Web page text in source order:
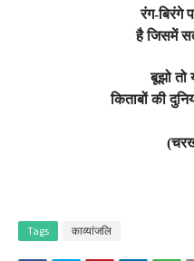
रंग-बिरंगे
है जिसमें
बूझो तो
किताबों की
(
Tags काव्यांजलि